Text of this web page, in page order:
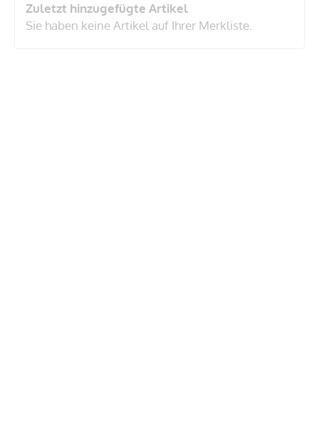
Zuletzt hinzugefügte Artikel
Sie haben keine Artikel auf Ihrer Merkliste.